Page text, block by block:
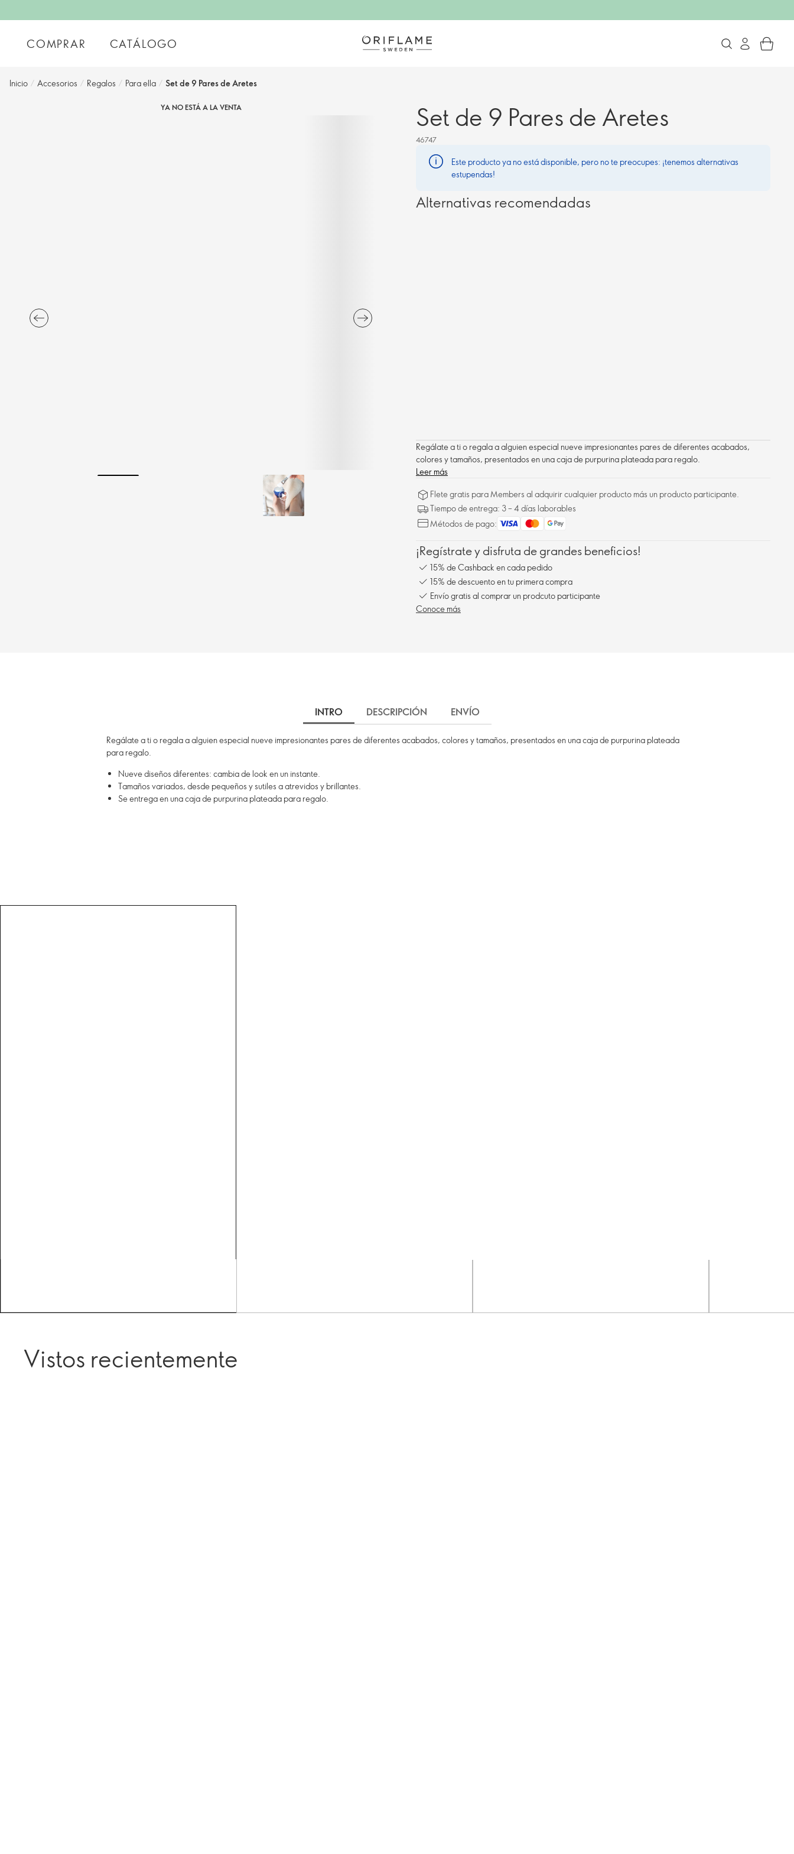
COMPRAR CATÁLOGO
Inicio / Accesorios / Regalos / Para ella / Set de 9 Pares de Aretes
YA NO ESTÁ A LA VENTA Set de 9 Pares de Aretes
46747
Este producto ya no está disponible, pero no te preocupes: ¡tenemos alternativas
estupendas!
Alternativas recomendadas
Regálate a ti o regala a alguien especial nueve impresionantes pares de diferentes acabados,
colores y tamaños, presentados en una caja de purpurina plateada para regalo.
Leer más
Flete gratis para Members al adquirir cualquier producto más un producto participante.
Tiempo de entrega: 3 – 4 días laborables
Métodos de pago:
¡Regístrate y disfruta de grandes beneficios!
15% de Cashback en cada pedido
15% de descuento en tu primera compra
Envío gratis al comprar un prodcuto participante
Conoce más
INTRO DESCRIPCIÓN ENVÍO
Regálate a ti o regala a alguien especial nueve impresionantes pares de diferentes acabados, colores y tamaños, presentados en una caja de purpurina plateada
para regalo.
Nueve diseños diferentes: cambia de look en un instante.
Tamaños variados, desde pequeños y sutiles a atrevidos y brillantes.
Se entrega en una caja de purpurina plateada para regalo.
Vistos recientemente